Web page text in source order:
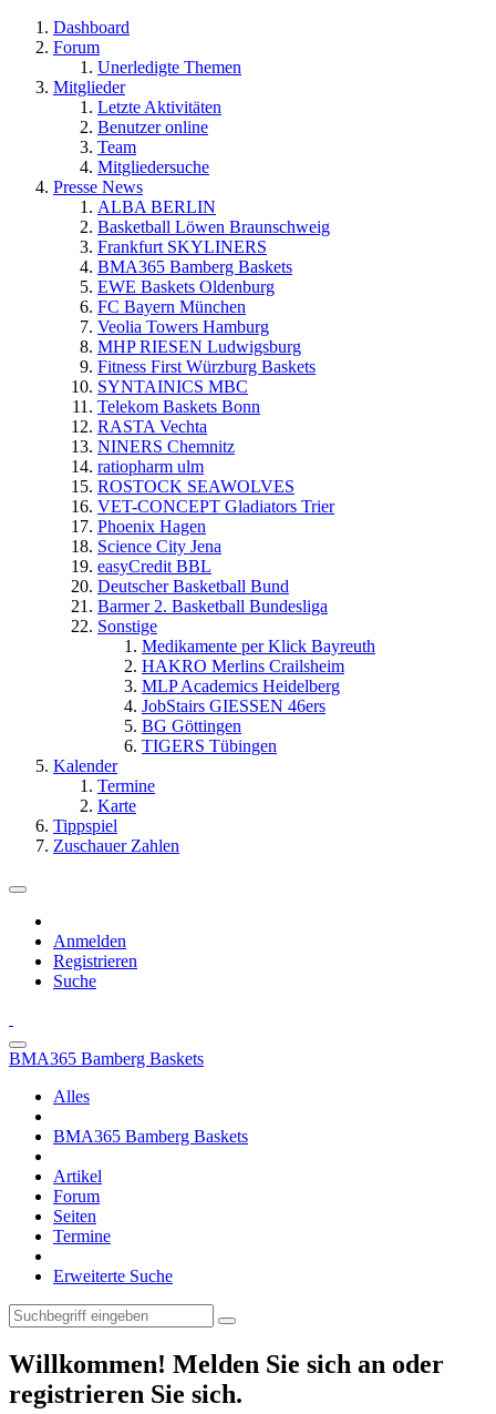
Dashboard
Forum
Unerledigte Themen
Mitglieder
Letzte Aktivitäten
Benutzer online
Team
Mitgliedersuche
Presse News
ALBA BERLIN
Basketball Löwen Braunschweig
Frankfurt SKYLINERS
BMA365 Bamberg Baskets
EWE Baskets Oldenburg
FC Bayern München
Veolia Towers Hamburg
MHP RIESEN Ludwigsburg
Fitness First Würzburg Baskets
SYNTAINICS MBC
Telekom Baskets Bonn
RASTA Vechta
NINERS Chemnitz
ratiopharm ulm
ROSTOCK SEAWOLVES
VET-CONCEPT Gladiators Trier
Phoenix Hagen
Science City Jena
easyCredit BBL
Deutscher Basketball Bund
Barmer 2. Basketball Bundesliga
Sonstige
Medikamente per Klick Bayreuth
HAKRO Merlins Crailsheim
MLP Academics Heidelberg
JobStairs GIESSEN 46ers
BG Göttingen
TIGERS Tübingen
Kalender
Termine
Karte
Tippspiel
Zuschauer Zahlen
Anmelden
Registrieren
Suche
BMA365 Bamberg Baskets
Alles
BMA365 Bamberg Baskets
Artikel
Forum
Seiten
Termine
Erweiterte Suche
Willkommen! Melden Sie sich an oder
registrieren Sie sich.